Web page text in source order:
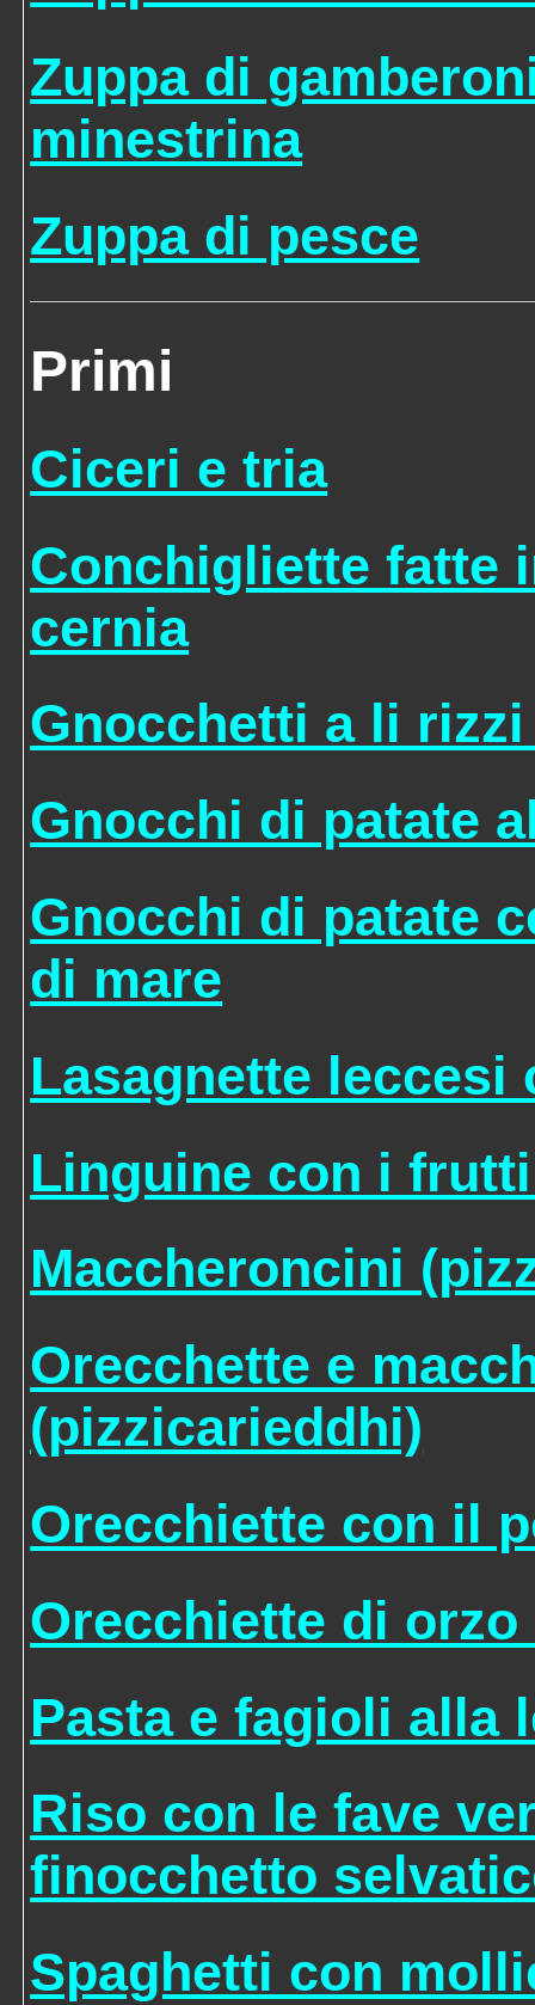
Zuppa di
minestrina
Zuppa di pesce
Primi
Ciceri e tria
Conchigliette fatte
cernia
Gnocchetti a li rizzi
Gnocchi di patate
Gnocchi di patate
di mare
Lasagnette leccesi
Linguine con i
Maccheroncini
Orecchette e
(pizzicarieddhi)
Orecchiette con il
Orecchiette di
Pasta e fagioli alla
Riso con le fave
finocchetto
Spaghetti con